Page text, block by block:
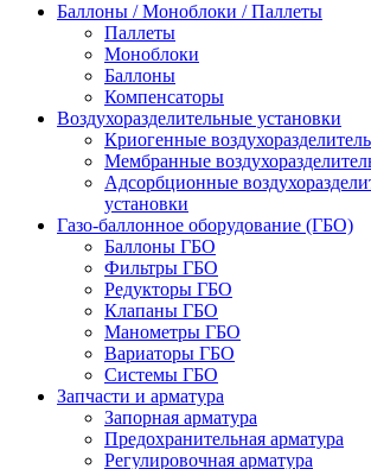
Баллоны / Моноблоки / Паллеты
Паллеты
Моноблоки
Баллоны
Компенсаторы
Воздухоразделительные установки
Криогенные
Мембранные
Адсорбционные
установки
Газо-баллонное оборудование (ГБО)
Баллоны ГБО
Фильтры ГБО
Редукторы ГБО
Клапаны ГБО
Манометры ГБО
Вариаторы ГБО
Системы ГБО
Запчасти и арматура
Запорная арматура
Предохранительная арматура
Регулировочная арматура